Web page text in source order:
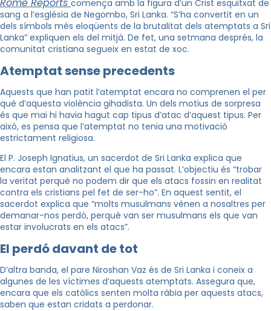
comença amb la figura d’un Crist esquitxat de
sang a l’església de Negombo, Sri Lanka. “S’ha convertit en un
dels símbols més eloqüents de la brutalitat dels atemptats a Sri
Lanka” expliquen els del mitjà. De fet, una setmana després, la
comunitat cristiana segueix en estat de xoc.
Atemptat sense precedents
Aquests que han patit l’atemptat encara no comprenen el per
què d’aquesta violència gihadista. Un dels motius de sorpresa
és que mai hi havia hagut cap tipus d’atac d’aquest tipus. Per
això, es pensa que l’atemptat no tenia una motivació
estrictament religiosa.
El P. Joseph Ignatius, un sacerdot de Sri Lanka explica que
encara estan analitzant el que ha passat. L’objectiu és “trobar
la veritat perquè no podem dir que els atacs fossin en realitat
contra els cristians pel fet de ser-ho”. En aquest sentit, el
sacerdot explica que “molts musulmans vénen a nosaltres per
demanar-nos perdó, perquè van ser musulmans els que van
estar involucrats en els atacs”.
El perdó davant de tot
D’altra banda, el pare Niroshan Vaz és de Sri Lanka i coneix a
algunes de les víctimes d’aquests atemptats. Assegura que,
encara que els catòlics senten molta ràbia per aquests atacs,
saben que estan cridats a perdonar.